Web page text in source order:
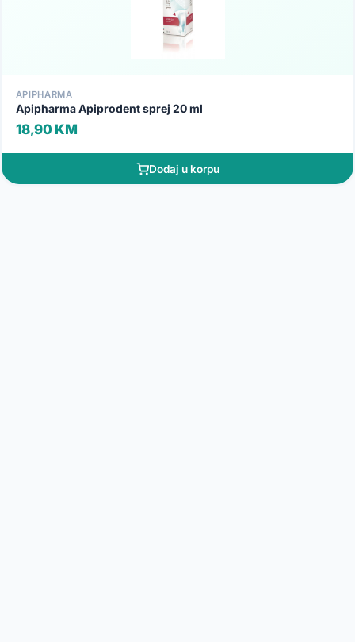
APIPHARMA
Apipharma Apiprodent sprej 20 ml
18,90 KM
Dodaj u korpu